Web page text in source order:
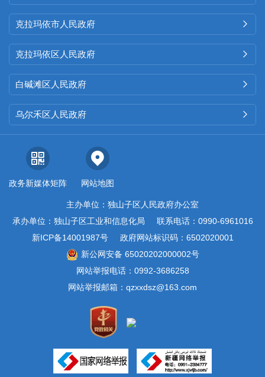
克拉玛依市人民政府 
克拉玛依区人民政府 
白碱滩区人民政府 
乌尔禾区人民政府 
政务新媒体矩阵 网站地图
主办单位：独山子区人民政府办公室
承办单位：独山子区工业和信息化局
联系电话：0990-6961016
新ICP备14001987号
政府网站标识码：6502020001
新公网安备 65020202000002号
网站举报电话：0992-3686258
网站举报邮箱：qzxxdsz@163.com